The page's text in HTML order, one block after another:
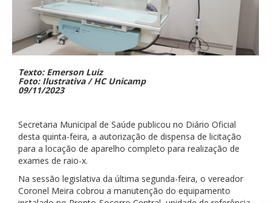
Texto: Emerson Luiz
Foto: Ilustrativa / HC Unicamp
09/11/2023
Secretaria Municipal de Saúde publicou no Diário Oficial
desta quinta-feira, a autorização de dispensa de licitação
para a locação de aparelho completo para realização de
exames de raio-x.
Na sessão legislativa da última segunda-feira, o vereador
Coronel Meira cobrou a manutenção do equipamento